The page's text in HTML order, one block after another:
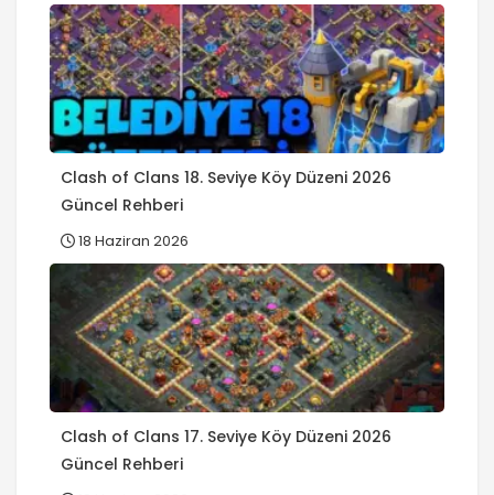
Clash of Clans 18. Seviye Köy Düzeni 2026
Güncel Rehberi
18 Haziran 2026
Clash of Clans 17. Seviye Köy Düzeni 2026
Güncel Rehberi